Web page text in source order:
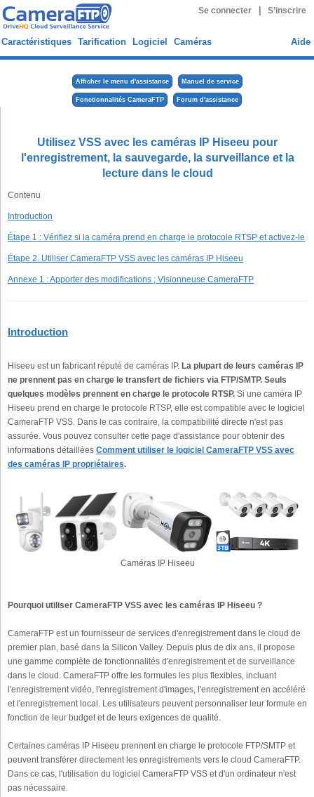
Se connecter S’inscrire
Caractéristiques Tarification Logiciel Caméras Aide
Afficher le menu d'assistance Manuel de service
Fonctionnalités CameraFTP Forum d'assistance
Utilisez VSS avec les caméras IP Hiseeu pour
l'enregistrement, la sauvegarde, la surveillance et la
lecture dans le cloud
Contenu
Introduction
Étape 1 : Vérifiez si la caméra prend en charge le protocole RTSP et activez-le
Étape 2. Utiliser CameraFTP VSS avec les caméras IP Hiseeu
Annexe 1 : Apporter des modifications ; Visionneuse CameraFTP
Introduction
Hiseeu est un fabricant réputé de caméras IP. La plupart de leurs caméras IP
ne prennent pas en charge le transfert de fichiers via FTP/SMTP. Seuls
quelques modèles prennent en charge le protocole RTSP. Si une caméra IP
Hiseeu prend en charge le protocole RTSP, elle est compatible avec le logiciel
CameraFTP VSS. Dans le cas contraire, la compatibilité directe n'est pas
assurée. Vous pouvez consulter cette page d'assistance pour obtenir des
informations détaillées Comment utiliser le logiciel CameraFTP VSS avec
des caméras IP propriétaires.
Caméras IP Hiseeu
Pourquoi utiliser CameraFTP VSS avec les caméras IP Hiseeu ?
CameraFTP est un fournisseur de services d'enregistrement dans le cloud de
premier plan, basé dans la Silicon Valley. Depuis plus de dix ans, il propose
une gamme complète de fonctionnalités d'enregistrement et de surveillance
dans le cloud. CameraFTP offre les formules les plus flexibles, incluant
l'enregistrement vidéo, l'enregistrement d'images, l'enregistrement en accéléré
et l'enregistrement local. Les utilisateurs peuvent personnaliser leur formule en
fonction de leur budget et de leurs exigences de qualité.
Certaines caméras IP Hiseeu prennent en charge le protocole FTP/SMTP et
peuvent transférer directement les enregistrements vers le cloud CameraFTP.
Dans ce cas, l'utilisation du logiciel CameraFTP VSS et d'un ordinateur n'est
pas nécessaire.